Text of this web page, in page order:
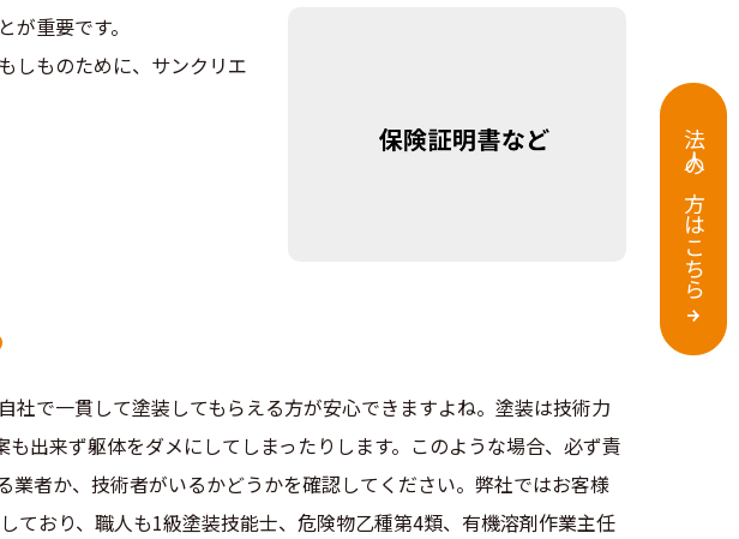
重要です。
しものために、サンクリエ
で一貫して塗装してもらえる方が安心できますよね。塗装は技術力
出来ず躯体をダメにしてしまったりします。このような場合、必ず責
者か、技術者がいるかどうかを確認してください。弊社ではお客様
ており、職人も1級塗装技能士、危険物乙種第4類、有機溶剤作業主任
法人の方はこちら